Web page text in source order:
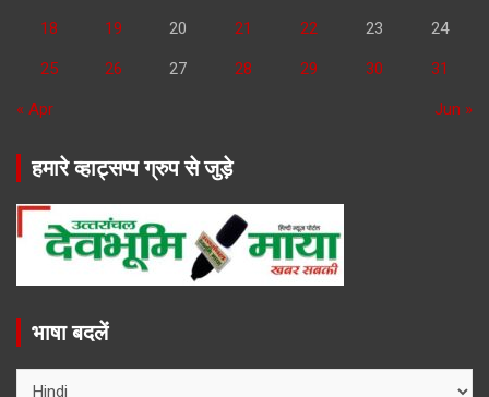
18 19 20 21 22 23 24
25 26 27 28 29 30 31
« Apr Jun »
हमारे व्हाट्सप्प ग्रुप से जुड़े
भाषा बदलें